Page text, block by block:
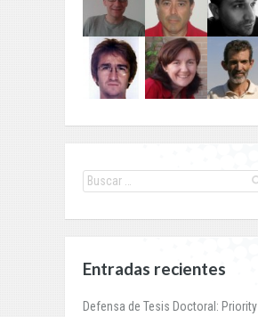
Entradas recientes
Defensa de Tesis Doctoral: Priority